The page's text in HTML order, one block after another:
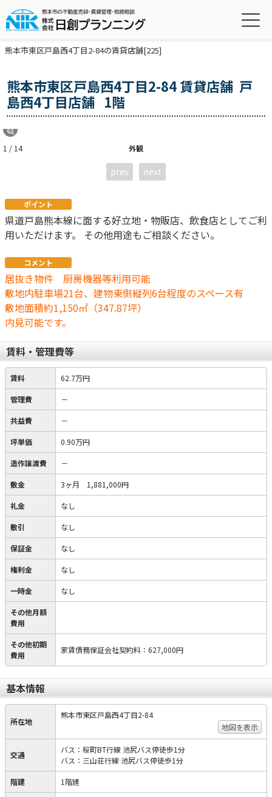
熊本市東区戸島西4丁目2-84の賃貸店舗[225]
熊本市東区戸島西4丁目2-84 賃貸店舗 戸
島西4丁目店舗 1階
外観
1 / 14
prev next
ポイント
県道戸島熊本線に面する好立地・物販店、飲食店としてご利
用いただけます。 その他用途もご相談ください。
コメント
居抜き物件 厨房機器等利用可能
敷地内駐車場21台、建物東側縦列6台程度のスペース有
敷地面積約1,150㎡（347.87坪）
内見可能です。
賃料・管理費等
賃料 62.7万円
管理費 －
共益費 －
坪単価 0.90万円
造作譲渡費 －
敷金 3ヶ月 1,881,000円
礼金 なし
敷引 なし
保証金 なし
権利金 なし
一時金 なし
その他月額
費用
その他初期
費用
家賃債務保証会社契約料 ： 627,000円
基本情報
所在地
熊本市東区戸島西4丁目2-84
地図を表示
交通
バス：桜町BT行線 池尻バス停徒歩1分
バス：三山荘行線 池尻バス停徒歩1分
階建 1階建